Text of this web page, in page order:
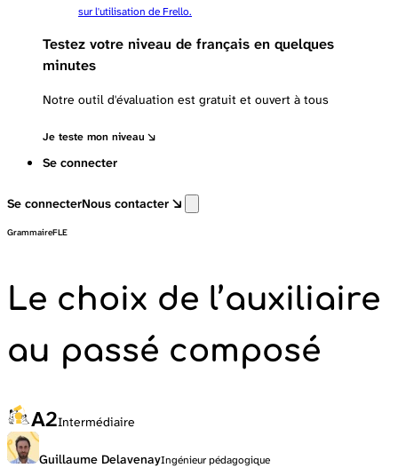
sur l'utilisation de Frello.
Testez votre niveau de français en quelques
minutes
Notre outil d'évaluation est gratuit et ouvert à tous
Je teste mon niveau
Se connecter
Se connecterNous contacter
GrammaireFLE
Le choix de l’auxiliaire
au passé composé
A2Intermédiaire
Guillaume DelavenayIngénieur pédagogique